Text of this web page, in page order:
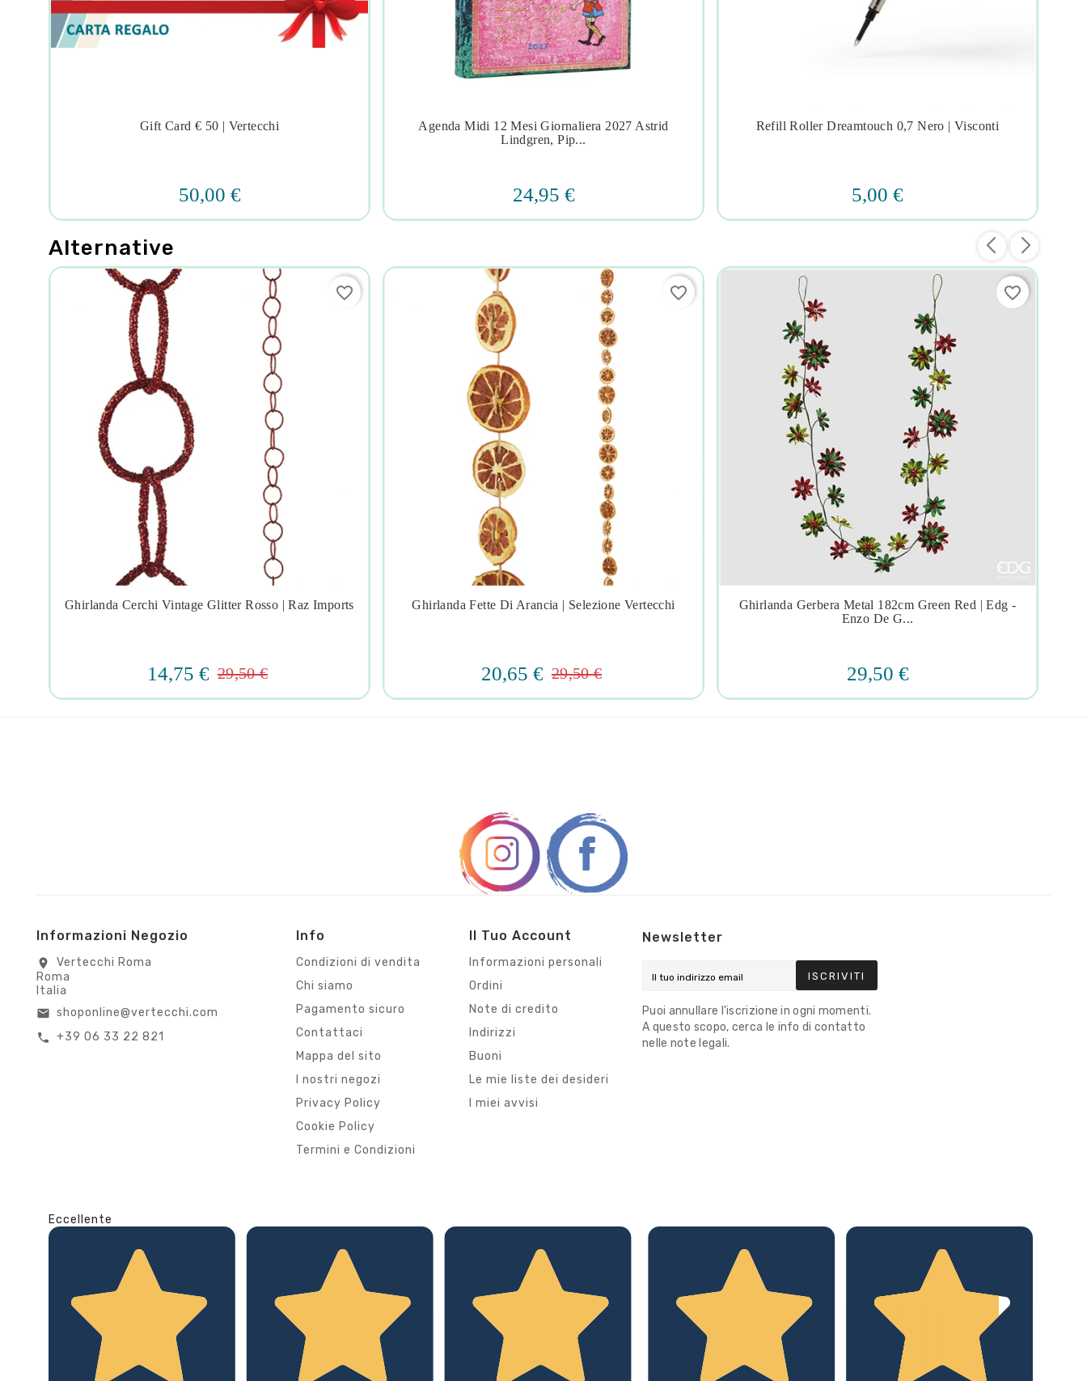

Gift Card € 50 | Vertecchi
50,00 €
 
Agenda Midi 12 Mesi Giornaliera 2027 Astrid
Lindgren, Pip...
24,95 €

Refill Roller Dreamtouch 0,7 Nero | Visconti
5,00 €
Alternative

Ghirlanda Cerchi Vintage Glitter Rosso | Raz Imports
14,75 € 29,50 €
favorite_border

Ghirlanda Fette Di Arancia | Selezione Vertecchi
20,65 € 29,50 €
favorite_border
 
Ghirlanda Gerbera Metal 182cm Green Red | Edg -
Enzo De G...
29,50 €
favorite_border
Informazioni Negozio
location_on
Vertecchi Roma
Roma
Italia
email shoponline@vertecchi.com
call +39 06 33 22 821
Info
Condizioni di vendita
Chi siamo
Pagamento sicuro
Contattaci
Mappa del sito
I nostri negozi
Privacy Policy
Cookie Policy
Termini e Condizioni
Il Tuo Account
Informazioni personali
Ordini
Note di credito
Indirizzi
Buoni
Le mie liste dei desideri
I miei avvisi
Newsletter
ISCRIVITI
Puoi annullare l'iscrizione in ogni momenti.
A questo scopo, cerca le info di contatto
nelle note legali.
Eccellente